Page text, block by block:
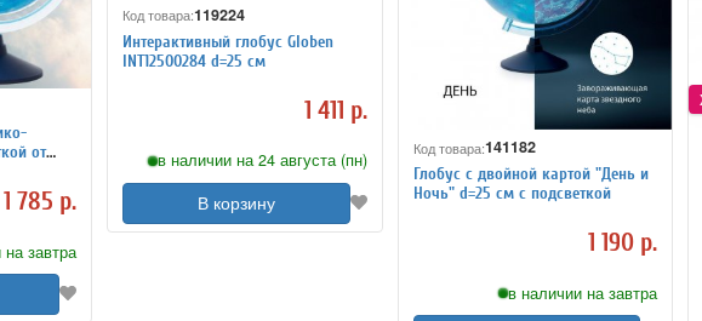
от
1 785 р.
завтра
Код товара:119224
Интерактивный глобус Globen
INT12500284 d=25 см
1 411 р.
в наличии на 24 августа (пн)
В корзину
Код товара:141182
Глобус с двойной картой "День и
Ночь" d=25 см с подсветкой
1 190 р.
в наличии на завтра